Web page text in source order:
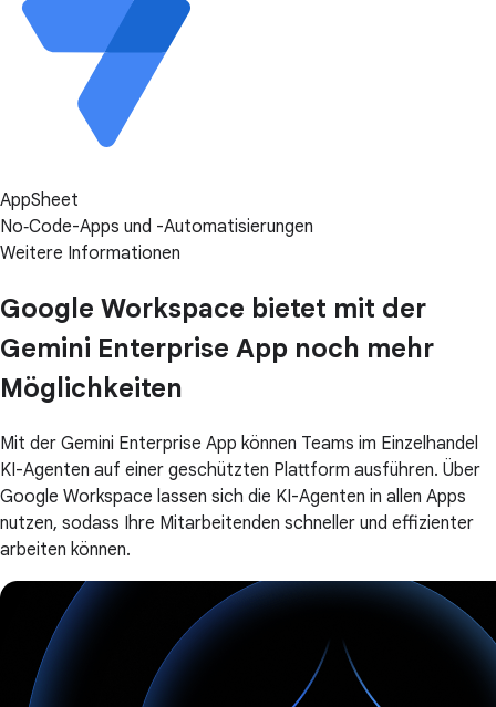
AppSheet
No‑Code-Apps und -Automatisierungen
Weitere Informationen
Google Workspace bietet mit der
Gemini Enterprise App noch mehr
Möglichkeiten
Mit der Gemini Enterprise App können Teams im Einzelhandel
KI-Agenten auf einer geschützten Plattform ausführen. Über
Google Workspace lassen sich die KI-Agenten in allen Apps
nutzen, sodass Ihre Mitarbeitenden schneller und effizienter
arbeiten können.